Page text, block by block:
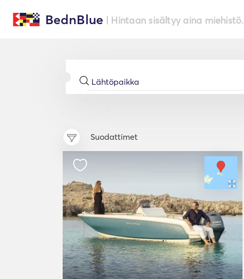
BednBlue | Hintaan sisältyy aina miehistö.
Suodattimet